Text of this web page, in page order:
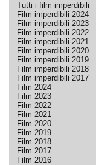
Tutti i film imperdibili
Film imperdibili 2024
Film imperdibili 2023
Film imperdibili 2022
Film imperdibili 2021
Film imperdibili 2020
Film imperdibili 2019
Film imperdibili 2018
Film imperdibili 2017
Film 2024
Film 2023
Film 2022
Film 2021
Film 2020
Film 2019
Film 2018
Film 2017
Film 2016